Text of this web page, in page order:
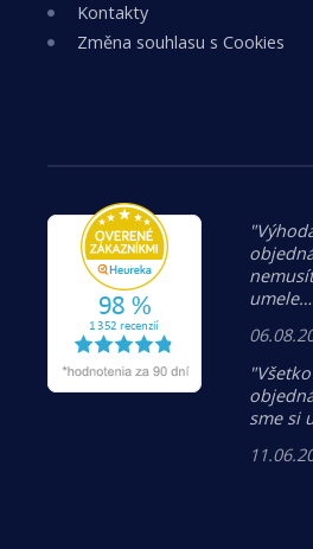
Kontakty
Změna souhlasu s Cookies
sme si